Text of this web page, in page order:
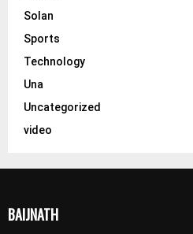
Solan
Sports
Technology
Una
Uncategorized
video
BAIJNATH